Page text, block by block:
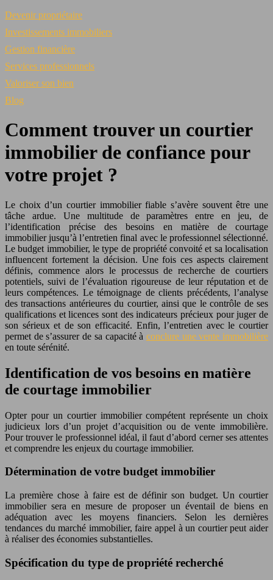
Devenir propriétaire
Investissements immobiliers
Gestion financière
Services professionnels
Valoriser son bien
Blog
Comment trouver un courtier
immobilier de confiance pour
votre projet ?
Le choix d’un courtier immobilier fiable s’avère souvent être une
tâche ardue. Une multitude de paramètres entre en jeu, de
l’identification précise des besoins en matière de courtage
immobilier jusqu’à l’entretien final avec le professionnel sélectionné.
Le budget immobilier, le type de propriété convoité et sa localisation
influencent fortement la décision. Une fois ces aspects clairement
définis, commence alors le processus de recherche de courtiers
potentiels, suivi de l’évaluation rigoureuse de leur réputation et de
leurs compétences. Le témoignage de clients précédents, l’analyse
des transactions antérieures du courtier, ainsi que le contrôle de ses
qualifications et licences sont des indicateurs précieux pour juger de
son sérieux et de son efficacité. Enfin, l’entretien avec le courtier
permet de s’assurer de sa capacité à conclure une vente immobilière
en toute sérénité.
Identification de vos besoins en matière
de courtage immobilier
Opter pour un courtier immobilier compétent représente un choix
judicieux lors d’un projet d’acquisition ou de vente immobilière.
Pour trouver le professionnel idéal, il faut d’abord cerner ses attentes
et comprendre les enjeux du courtage immobilier.
Détermination de votre budget immobilier
La première chose à faire est de définir son budget. Un courtier
immobilier sera en mesure de proposer un éventail de biens en
adéquation avec les moyens financiers. Selon les dernières
tendances du marché immobilier, faire appel à un courtier peut aider
à réaliser des économies substantielles.
Spécification du type de propriété recherché